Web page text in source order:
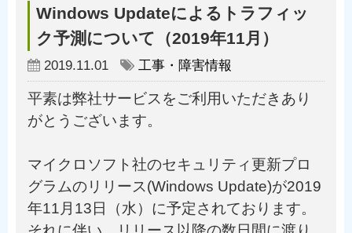
Windows Updateによるトラフィッ
ク予測について（2019年11月）
2019.11.01 工事・障害情報
平素は弊社サービスをご利用いただきあり
がとうございます。
マイクロソフト社のセキュリティ更新プロ
グラムのリリース(Windows Update)が2019
年11月13日（水）に予定されております。